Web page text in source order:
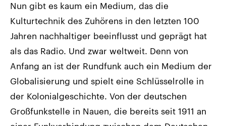
Nun gibt es kaum ein Medium, das die
Kulturtechnik des Zuhörens in den letzten 100
Jahren nachhaltiger beeinflusst und geprägt hat
als das Radio. Und zwar weltweit. Denn von
Anfang an ist der Rundfunk auch ein Medium der
Globalisierung und spielt eine Schlüsselrolle in
der Kolonialgeschichte. Von der deutschen
Großfunkstelle in Nauen, die bereits seit 1911 an